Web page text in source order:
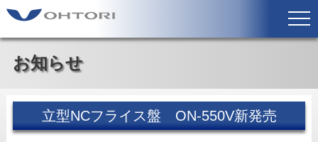
お知らせ
立型NCフライス盤 ON-550V新発売